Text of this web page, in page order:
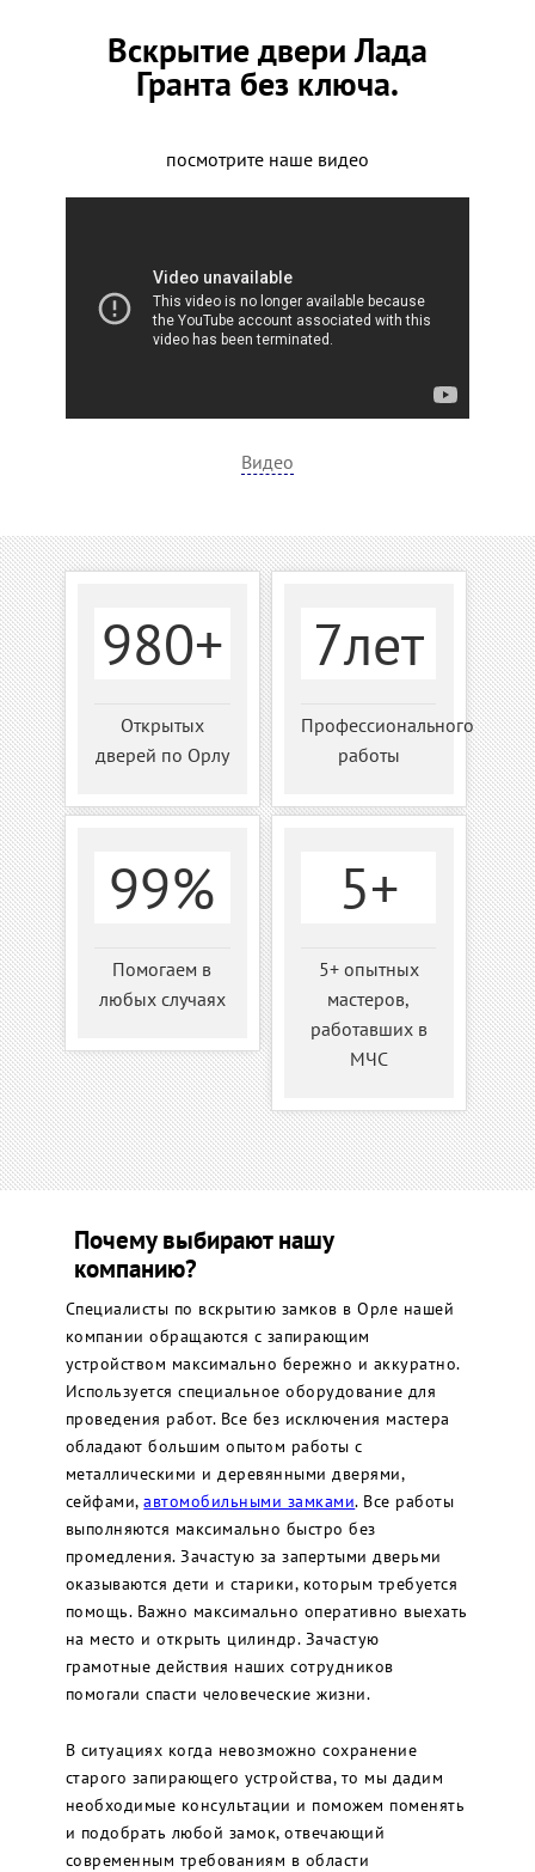
Вскрытие двери Лада
Гранта без ключа.
посмотрите наше видео
Видео
980+
Открытых
дверей по Орлу
7лет
Профессионального
работы
99%
Помогаем в
любых случаях
5+
5+ опытных
мастеров,
работавших в
МЧС
Почему выбирают нашу
компанию?
Специалисты по вскрытию замков в Орле нашей
компании обращаются с запирающим
устройством максимально бережно и аккуратно.
Используется специальное оборудование для
проведения работ. Все без исключения мастера
обладают большим опытом работы с
металлическими и деревянными дверями,
сейфами,автомобильными замками. Все работы
выполняются максимально быстро без
промедления. Зачастую за запертыми дверьми
оказываются дети и старики, которым требуется
помощь. Важно максимально оперативно выехать
на место и открыть цилиндр. Зачастую
грамотные действия наших сотрудников
помогали спасти человеческие жизни.
В ситуациях когда невозможно сохранение
старого запирающего устройства, то мы дадим
необходимые консультации и поможем поменять
и подобрать любой замок, отвечающий
современным требованиям в области